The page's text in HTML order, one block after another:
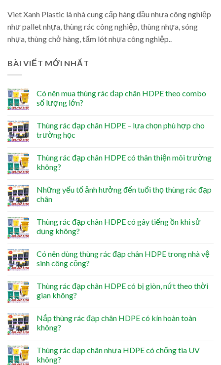
Viet Xanh Plastic là nhà cung cấp hàng đầu nhựa công nghiệp
như pallet nhựa, thùng rác công nghiệp, thùng nhựa, sóng
nhựa, thùng chở hàng, tấm lót nhựa công nghiệp..
BÀI VIẾT MỚI NHẤT
Có nên mua thùng rác đạp chân HDPE theo combo
số lượng lớn?
Thùng rác đạp chân HDPE – lựa chọn phù hợp cho
trường học
Thùng rác đạp chân HDPE có thân thiện môi trường
không?
Những yếu tố ảnh hưởng đến tuổi thọ thùng rác đạp
chân
Thùng rác đạp chân HDPE có gây tiếng ồn khi sử
dụng không?
Có nên dùng thùng rác đạp chân HDPE trong nhà vệ
sinh công cộng?
Thùng rác đạp chân HDPE có bị giòn, nứt theo thời
gian không?
Nắp thùng rác đạp chân HDPE có kín hoàn toàn
không?
Thùng rác đạp chân nhựa HDPE có chống tia UV
không?